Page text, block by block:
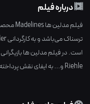
درباره فیلم
فیلم مدلین ها Madelines محصول کشور
ترسناکمی‌باشد و به کارگردانی
است. در فیلم مدلین ها
Riehleو... به ایفای نقش